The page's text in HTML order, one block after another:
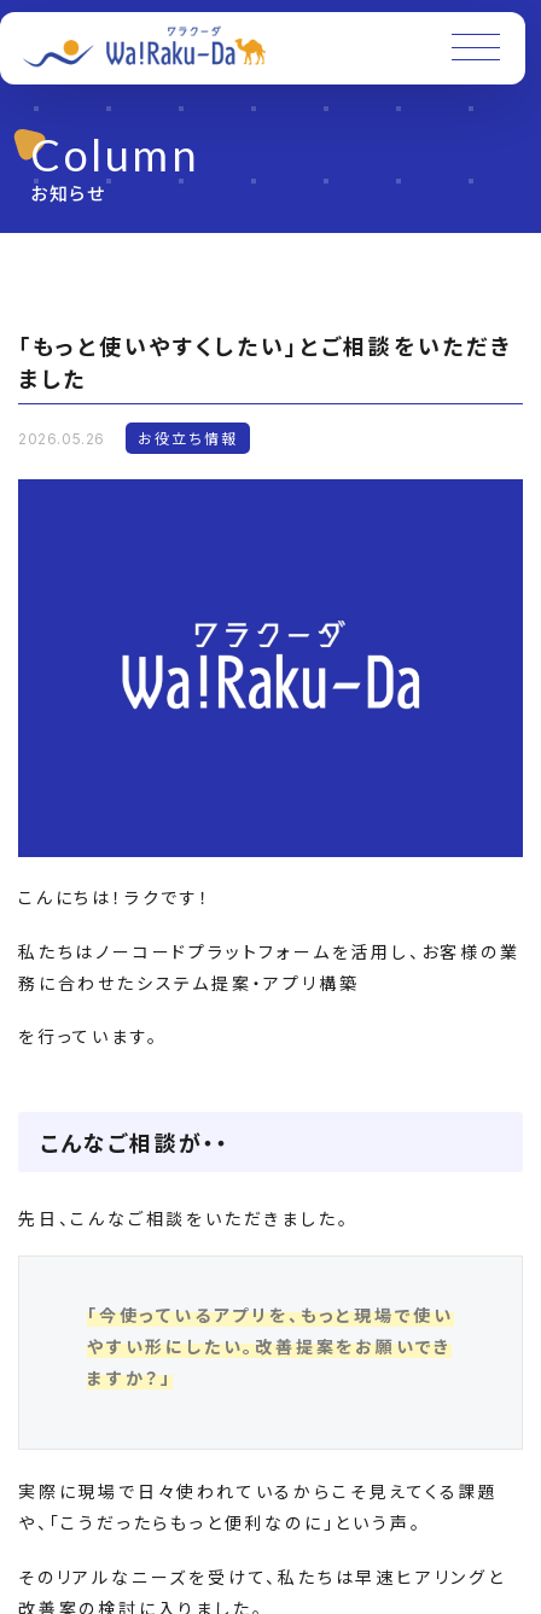
Column
お知らせ
「もっと使いやすくしたい」とご相談をいただき
ました
2026.05.26 お役立ち情報
こんにちは！ラクです！
私たちはノーコードプラットフォームを活用し、お客様の業
務に合わせたシステム提案・アプリ構築
を行っています。
こんなご相談が・・
先日、こんなご相談をいただきました。
「今使っているアプリを、もっと現場で使い
やすい形にしたい。改善提案をお願いでき
ますか？」
実際に現場で日々使われているからこそ見えてくる課題
や、「こうだったらもっと便利なのに」という声。
そのリアルなニーズを受けて、私たちは早速ヒアリングと
改善案の検討に入りました。